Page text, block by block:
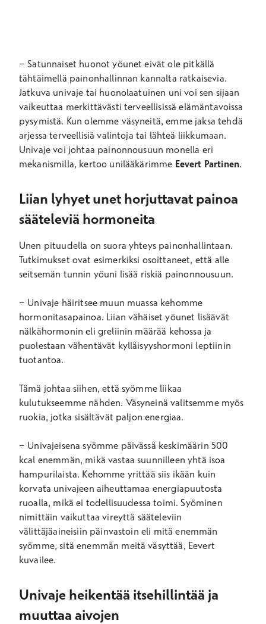
− Satunnaiset huonot yöunet eivät ole pitkällä
tähtäimellä painonhallinnan kannalta ratkaisevia.
Jatkuva univaje tai huonolaatuinen uni voi sen sijaan
vaikeuttaa merkittävästi terveellisissä elämäntavoissa
pysymistä. Kun olemme väsyneitä, emme jaksa tehdä
arjessa terveellisiä valintoja tai lähteä liikkumaan.
Univaje voi johtaa painonnousuun monella eri
mekanismilla, kertoo unilääkärimme Eevert Partinen.
Liian lyhyet unet horjuttavat painoa
sääteleviä hormoneita
Unen pituudella on suora yhteys painonhallintaan.
Tutkimukset ovat esimerkiksi osoittaneet, että alle
seitsemän tunnin yöuni lisää riskiä painonnousuun.
− Univaje häiritsee muun muassa kehomme
hormonitasapainoa. Liian vähäiset yöunet lisäävät
nälkähormonin eli greliinin määrää kehossa ja
puolestaan vähentävät kylläisyyshormoni leptiinin
tuotantoa.
Tämä johtaa siihen, että syömme liikaa
kulutukseemme nähden. Väsyneinä valitsemme myös
ruokia, jotka sisältävät paljon energiaa.
− Univajeisena syömme päivässä keskimäärin 500
kcal enemmän, mikä vastaa suunnilleen yhtä isoa
hampurilaista. Kehomme yrittää siis ikään kuin
korvata univajeen aiheuttamaa energiapuutosta
ruoalla, mikä ei todellisuudessa toimi. Syöminen
nimittäin vaikuttaa vireyttä sääteleviin
välittäjäaineisiin päinvastoin eli mitä enemmän
syömme, sitä enemmän meitä väsyttää, Eevert
kuvailee.
Univaje heikentää itsehillintää ja
muuttaa aivojen